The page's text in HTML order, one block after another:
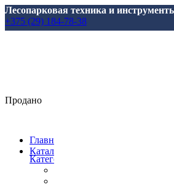
Лесопарковая техника и
+375 (29) 184-78-38
Главная
Каталог
Категории
Продано